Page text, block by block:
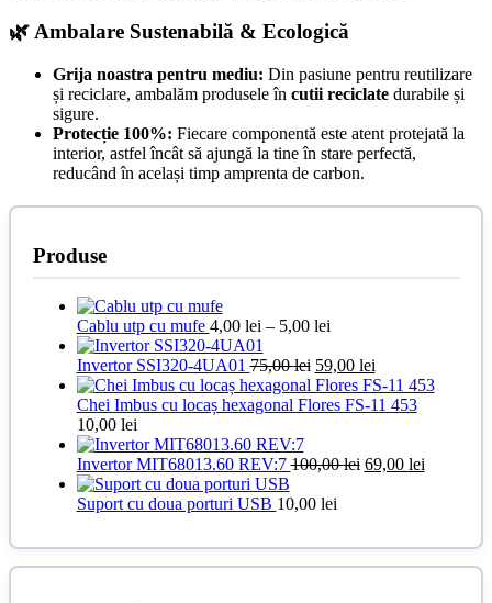
🌿 Ambalare Sustenabilă & Ecologică
Grija noastra pentru mediu: Din pasiune pentru reutilizare
și reciclare, ambalăm produsele în cutii reciclate durabile și
sigure.
Protecție 100%: Fiecare componentă este atent protejată la
interior, astfel încât să ajungă la tine în stare perfectă,
reducând în același timp amprenta de carbon.
Produse
Cablu utp cu mufe 4,00 lei – 5,00 leiInterval
prețuri:
4,00 lei
până
Invertor SSI320-4UA0175,00lei Prețul
inițial
a
59,00 leiPrețul
curent
este:
Chei Imbus cu locaș hexagonal Flores FS-11 453
10,00 lei
Invertor MIT68013.60 REV:7100,00lei Prețul
69,00 leiPrețul
Suport cu doua porturi USB 10,00 lei